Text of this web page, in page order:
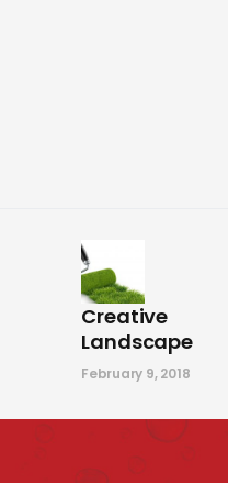
Creative
Landscape
February 9, 2018